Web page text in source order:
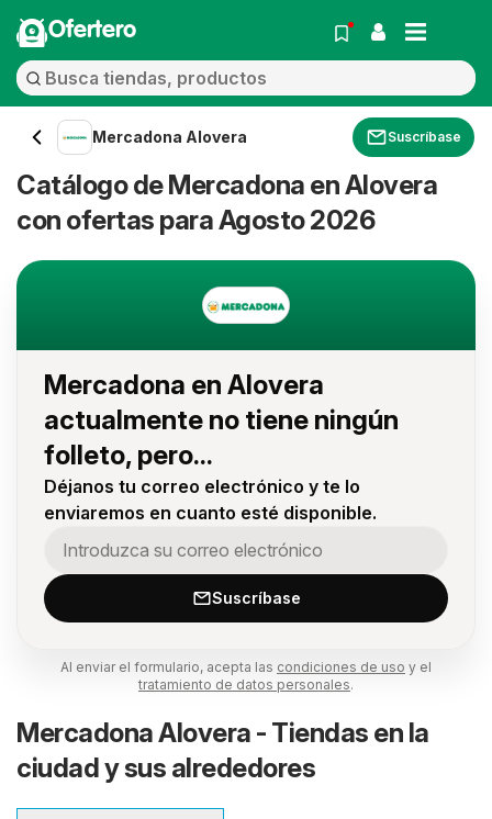
Ofertero
Mercadona Alovera Suscríbase
Catálogo de Mercadona en Alovera
con ofertas para Agosto 2026
Mercadona en Alovera
actualmente no tiene ningún
folleto, pero...
Déjanos tu correo electrónico y te lo
enviaremos en cuanto esté disponible.
Suscríbase
Al enviar el formulario, acepta las condiciones de uso y el
tratamiento de datos personales.
Mercadona Alovera - Tiendas en la
ciudad y sus alrededores